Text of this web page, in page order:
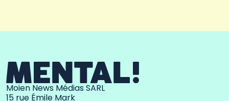
Moien News Médias SARL
15 rue Émile Mark